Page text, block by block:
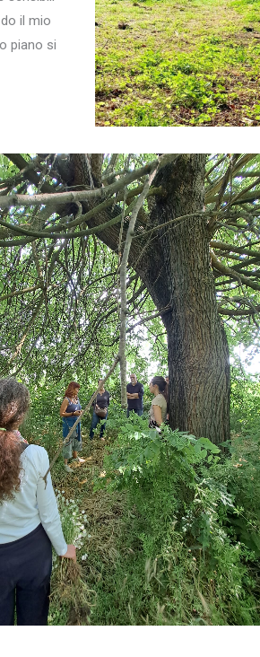
il mio
piano si